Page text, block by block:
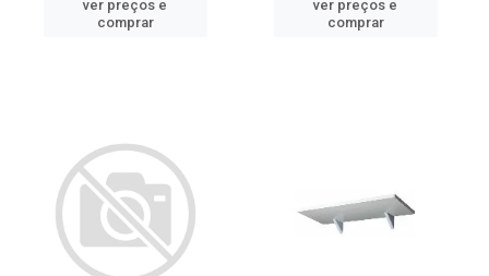
ver preços e
comprar
ver preços e
comprar